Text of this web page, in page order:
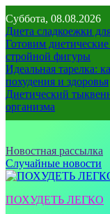
к
содержимому
Суббота, 08.08.2026
Диета сладкоежки
Готовим
стройной фигуры
Идеальная тарелка:
похудения и здоровья
Диетический
организма
Новостная рассылка
Случайные новости
ПОХУДЕТЬ ЛЕГКО